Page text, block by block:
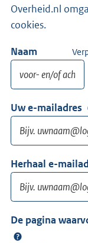
Overheid.nl
cookies.
Naam
Uw e-mailadres
Herhaal e-
De pagina